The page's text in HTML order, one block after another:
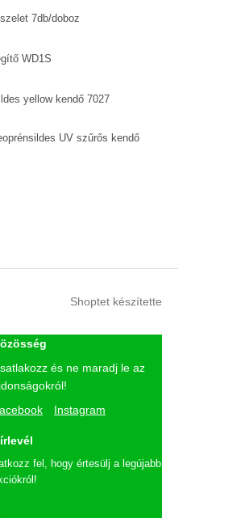
7db/doboz
WD1S
yellow kendő 7027
UV szűrős kendő
Shoptet készítette
és ne maradj le az
Instagram
fel, hogy értesülj a legújabb